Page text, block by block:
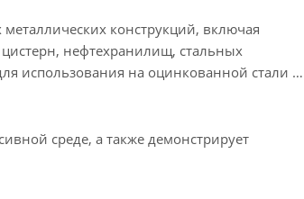
конструкций, включая
нефтехранилищ, стальных
использования на оцинкованной стали и
среде, а также демонстрирует